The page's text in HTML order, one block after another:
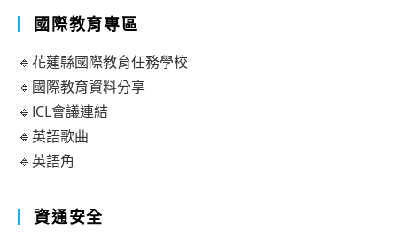
國際教育專區
🔹花蓮縣國際教育任務學校
🔹國際教育資料分享
🔹ICL會議連結
🔹英語歌曲
🔹英語角
資通安全